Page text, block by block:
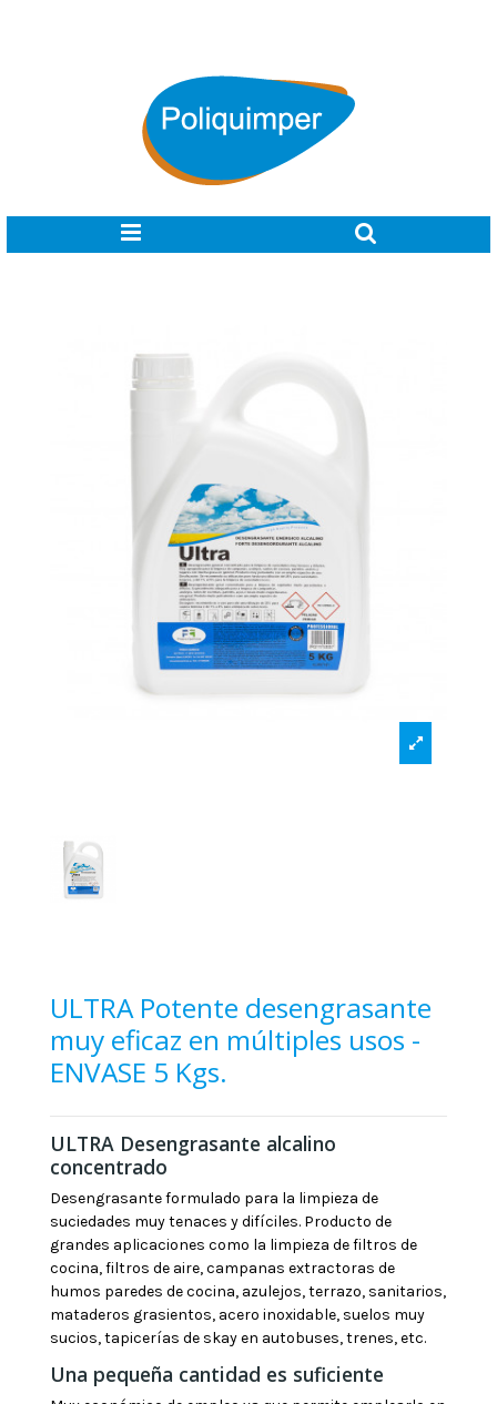
ULTRA Potente desengrasante
muy eficaz en múltiples usos -
ENVASE 5 Kgs.
ULTRA Desengrasante alcalino
concentrado
Desengrasante formulado para la limpieza de
suciedades muy tenaces y difíciles. Producto de
grandes aplicaciones como la limpieza de filtros de
cocina, filtros de aire, campanas extractoras de
humos paredes de cocina, azulejos, terrazo, sanitarios,
mataderos grasientos, acero inoxidable, suelos muy
sucios, tapicerías de skay en autobuses, trenes, etc.
Una pequeña cantidad es suficiente